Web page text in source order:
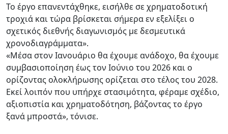
Το έργο επανεντάχθηκε, εισήλθε σε χρηματοδοτική
τροχιά και τώρα βρίσκεται σήμερα εν εξελίξει ο
σχετικός διεθνής διαγωνισμός με δεσμευτικά
χρονοδιαγράμματα».
«Μέσα στον Ιανουάριο θα έχουμε ανάδοχο, θα έχουμε
συμβασιοποίηση έως τον Ιούνιο του 2026 και ο
ορίζοντας ολοκλήρωσης ορίζεται στο τέλος του 2028.
Εκεί λοιπόν που υπήρχε στασιμότητα, φέραμε σχέδιο,
αξιοπιστία και χρηματοδότηση, βάζοντας το έργο
ξανά μπροστά», τόνισε.